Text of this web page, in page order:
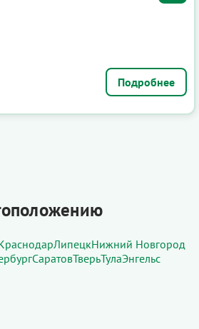
Подробнее
ЛипецкНижний Новгород
СаратовТверьТулаЭнгельс